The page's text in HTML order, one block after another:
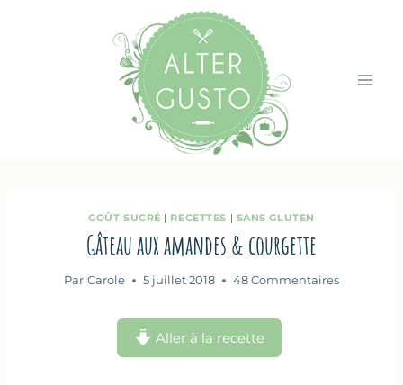
GOÛT SUCRÉ | RECETTES | SANS GLUTEN
Gâteau aux amandes & courgette
Par Carole 5 juillet 2018 48 Commentaires
Aller à la recette